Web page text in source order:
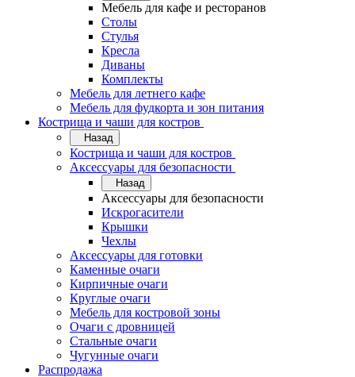
Мебель для кафе и ресторанов
Столы
Стулья
Кресла
Диваны
Комплекты
Мебель для летнего кафе
Мебель для фудкорта и зон питания
Кострища и чаши для костров
Назад
Кострища и чаши для костров
Аксессуары для безопасности
Назад
Аксессуары для безопасности
Искрогасители
Крышки
Чехлы
Аксессуары для готовки
Каменные очаги
Кирпичные очаги
Круглые очаги
Мебель для костровой зоны
Очаги с дровницей
Стальные очаги
Чугунные очаги
Распродажа